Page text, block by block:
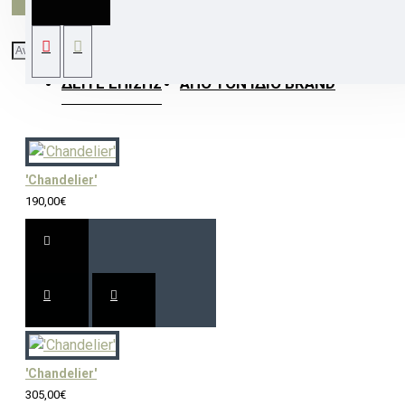
ΔΕΊΤΕ ΕΠΊΣΗΣ ΑΠΌ ΤΟΝ ΊΔΙΟ BRAND
'Chandelier'
190,00€
'Chandelier'
305,00€